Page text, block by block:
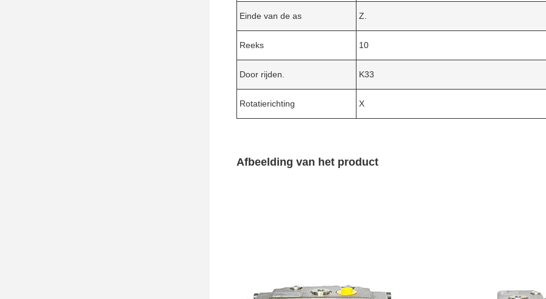
Einde van de as Z.
Reeks 10
Door rijden. K33
Rotatierichting X
Afbeelding van het product